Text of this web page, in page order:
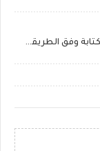
المقاربة الديداكتيكية لتعليم وتعلم القراءة والكتابة وفق الطريقة المقطعية